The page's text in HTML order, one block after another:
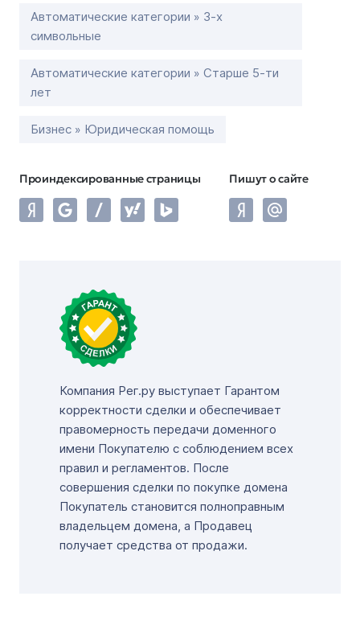
Автоматические категории » 3-х
символьные
Автоматические категории » Старше 5-ти
лет
Бизнес » Юридическая помощь
Проиндексированные страницы Пишут о сайте
Компания Рег.ру выступает Гарантом
корректности сделки и обеспечивает
правомерность передачи доменного
имени Покупателю с соблюдением всех
правил и регламентов. После
совершения сделки по покупке домена
Покупатель становится полноправным
владельцем домена, а Продавец
получает средства от продажи.